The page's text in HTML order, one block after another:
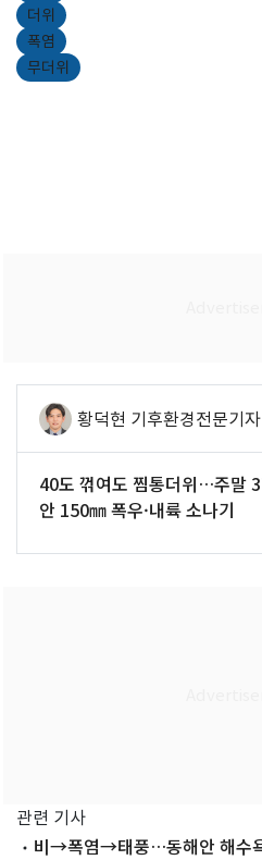
더위
폭염
무더위
황덕현 기후환경전문기자
40도 꺾여도 찜통더위…주말
안 150㎜ 폭우·내륙 소나기
관련 기사
비→폭염→태풍…동해안 해수